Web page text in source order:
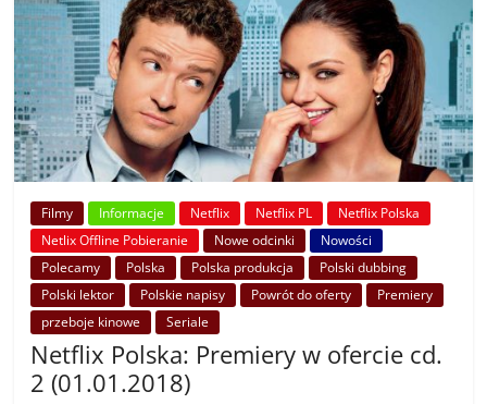
Filmy Informacje Netflix Netflix PL
Netflix Polska
Netlix Offline Pobieranie
Nowe odcinki
Nowości
Polecamy
Polska Polska produkcja
Polski dubbing
Polski lektor
Polskie napisy Powrót do oferty
Premiery
przeboje kinowe
Seriale
Netflix Polska: Premiery w ofercie cd.
2 (01.01.2018)